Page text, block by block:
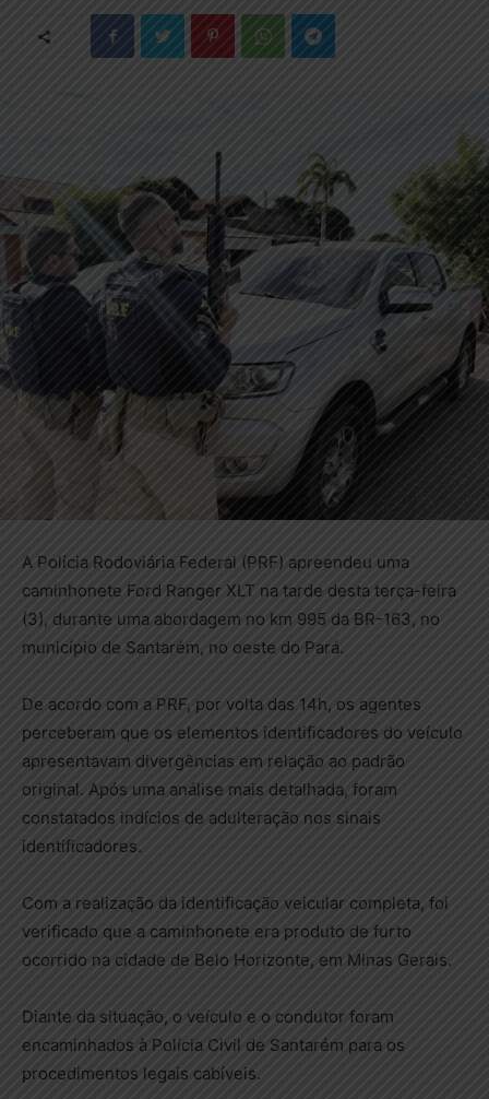
A Polícia Rodoviária Federal (PRF) apreendeu uma
caminhonete Ford Ranger XLT na tarde desta terça-feira
(3), durante uma abordagem no km 995 da BR-163, no
município de Santarém, no oeste do Pará.
De acordo com a PRF, por volta das 14h, os agentes
perceberam que os elementos identificadores do veículo
apresentavam divergências em relação ao padrão
original. Após uma análise mais detalhada, foram
constatados indícios de adulteração nos sinais
identificadores.
Com a realização da identificação veicular completa, foi
verificado que a caminhonete era produto de furto
ocorrido na cidade de Belo Horizonte, em Minas Gerais.
Diante da situação, o veículo e o condutor foram
encaminhados à Polícia Civil de Santarém para os
procedimentos legais cabíveis.